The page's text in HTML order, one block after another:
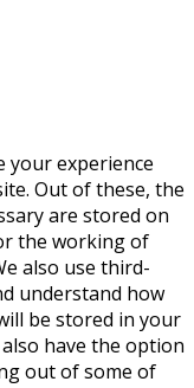
your experience
Out of these, the
are stored on
the working of
also use third-
understand how
be stored in your
have the option
out of some of